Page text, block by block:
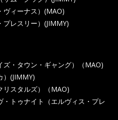
ヴィーナス）(MAO)
レスリー）(JIMMY)
ズ・タウン・ギャング）（MAO)
）(JIMMY)
リスタルズ）（MAO)
・トゥナイト（エルヴィス・プレ